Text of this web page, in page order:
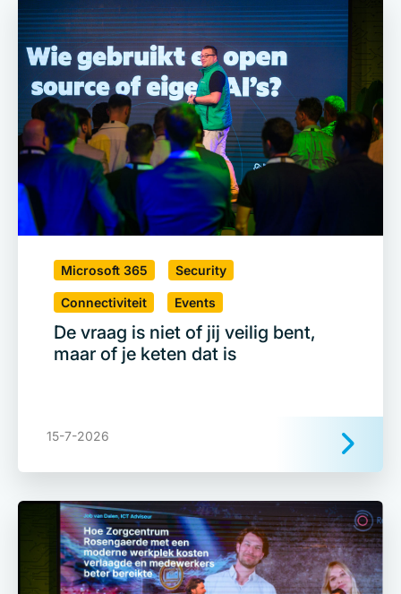
Microsoft 365 Security
Connectiviteit Events
De vraag is niet of jij veilig bent,
maar of je keten dat is
15-7-2026